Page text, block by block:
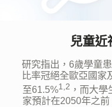
兒童近
研究指出，6歲學童
比率冠絕全歐亞國家
至61.5%1,2 ，而大
家預計在2050年之